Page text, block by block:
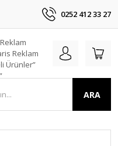
0252 412 33 27
ARA